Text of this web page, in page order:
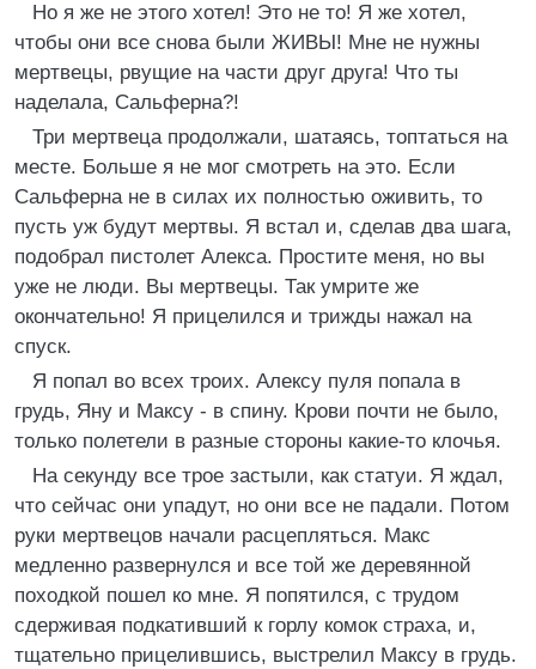
Но я же не этого хотел! Это не то! Я же хотел,
чтобы они все снова были ЖИВЫ! Мне не нужны
мертвецы, рвущие на части друг друга! Что ты
наделала, Сальферна?!
Три мертвеца продолжали, шатаясь, топтаться на
месте. Больше я не мог смотреть на это. Если
Сальферна не в силах их полностью оживить, то
пусть уж будут мертвы. Я встал и, сделав два шага,
подобрал пистолет Алекса. Простите меня, но вы
уже не люди. Вы мертвецы. Так умрите же
окончательно! Я прицелился и трижды нажал на
спуск.
Я попал во всех троих. Алексу пуля попала в
грудь, Яну и Максу - в спину. Крови почти не было,
только полетели в разные стороны какие-то клочья.
На секунду все трое застыли, как статуи. Я ждал,
что сейчас они упадут, но они все не падали. Потом
руки мертвецов начали расцепляться. Макс
медленно развернулся и все той же деревянной
походкой пошел ко мне. Я попятился, с трудом
сдерживая подкативший к горлу комок страха, и,
тщательно прицелившись, выстрелил Максу в грудь.